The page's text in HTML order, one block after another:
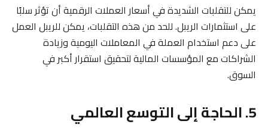
يمكن للتقلبات الشديدة في أسعار العملات الرقمية أن تؤثر سلبًا
على استثمارات الريبل. للحد من هذه التقلبات، يمكن للريبل العمل
على دعم استخدام العملة في المعاملات اليومية وزيادة
الشراكات مع المؤسسات المالية لتحقيق استقرار أكبر في
السوق.
5. الحاجة إلى التوسع العالمي